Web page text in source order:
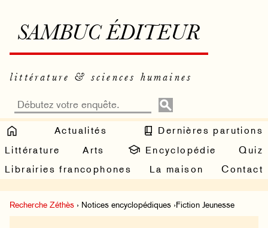
SAMBUC ÉDITEUR
littérature & sciences humaines
Actualités
Dernières parutions
Littérature
Arts Encyclopédie
Quiz
Librairies francophones
La maison Contact
Recherche Zéthès › Notices encyclopédiques ›Fiction Jeunesse